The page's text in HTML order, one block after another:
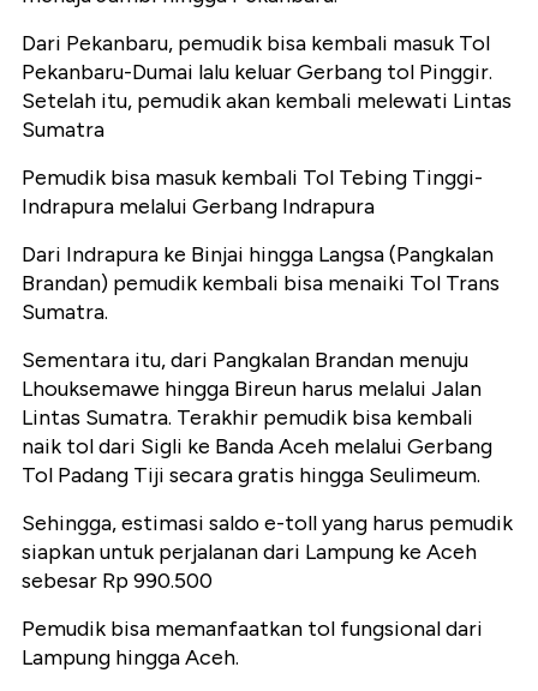
Dari Pekanbaru, pemudik bisa kembali masuk Tol
Pekanbaru-Dumai lalu keluar Gerbang tol Pinggir.
Setelah itu, pemudik akan kembali melewati Lintas
Sumatra
Pemudik bisa masuk kembali Tol Tebing Tinggi-
Indrapura melalui Gerbang Indrapura
Dari Indrapura ke Binjai hingga Langsa (Pangkalan
Brandan) pemudik kembali bisa menaiki Tol Trans
Sumatra.
Sementara itu, dari Pangkalan Brandan menuju
Lhouksemawe hingga Bireun harus melalui Jalan
Lintas Sumatra. Terakhir pemudik bisa kembali
naik tol dari Sigli ke Banda Aceh melalui Gerbang
Tol Padang Tiji secara gratis hingga Seulimeum.
Sehingga, estimasi saldo e-toll yang harus pemudik
siapkan untuk perjalanan dari Lampung ke Aceh
sebesar Rp 990.500
Pemudik bisa memanfaatkan tol fungsional dari
Lampung hingga Aceh.